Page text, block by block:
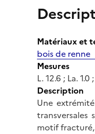
Matériaux et
bois de renne
Mesures
L. 12.6 ; La. 1.0
Description
Une
motif